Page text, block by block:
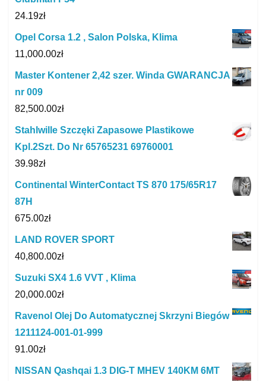
24.19zł
Opel Corsa 1.2 , Salon Polska, Klima
11,000.00zł
Master Kontener 2,42 szer. Winda GWARANCJA
nr 009
82,500.00zł
Stahlwille Szczęki Zapasowe Plastikowe
Kpl.2Szt. Do Nr 65765231 69760001
39.98zł
Continental WinterContact TS 870 175/65R17
87H
675.00zł
LAND ROVER SPORT
40,800.00zł
Suzuki SX4 1.6 VVT , Klima
20,000.00zł
Ravenol Olej Do Automatycznej Skrzyni Biegów
1211124-001-01-999
91.00zł
NISSAN Qashqai 1.3 DIG-T MHEV 140KM 6MT